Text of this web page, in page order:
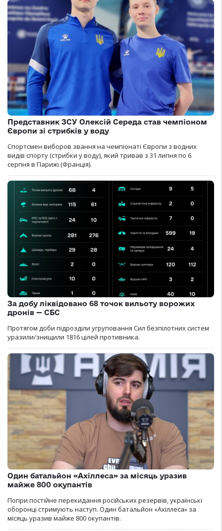
Представник ЗСУ Олексій Середа став чемпіоном
Європи зі стрибків у воду
Спортсмен виборов звання на чемпіонаті Європи з водних
видів спорту (стрибки у воду), який тривав з 31 липня по 6
серпня в Парижі (Франція).
За добу ліквідовано 68 точок вильоту ворожих
дронів — СБС
Протягом доби підрозділи угруповання Сил безпілотних систем
уразили/знищили 1816 цілей противника.
Один батальйон «Ахіллеса» за місяць уразив
майже 800 окупантів
Попри постійне перекидання російських резервів, українські
оборонці стримують наступ. Один батальйон «Ахіллеса» за
місяць уразив майже 800 окупантів.